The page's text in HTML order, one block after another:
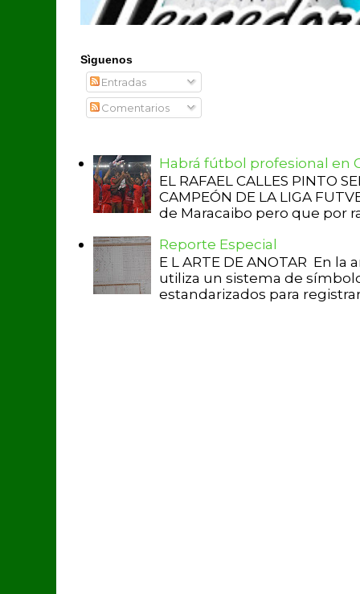
Sìguenos
Entradas
Comentarios
Habrá fútbol profesional en
EL RAFAEL CALLES PINTO
CAMPEÓN DE LA LIGA
de Maracaibo pero que por
Reporte Especial
E L ARTE DE ANOTAR En
utiliza un sistema de
estandarizados para